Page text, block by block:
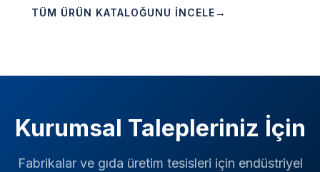
TÜM ÜRÜN KATALOĞUNU İNCELE →
Kurumsal Talepleriniz İçin
Fabrikalar ve gıda üretim tesisleri için endüstriyel